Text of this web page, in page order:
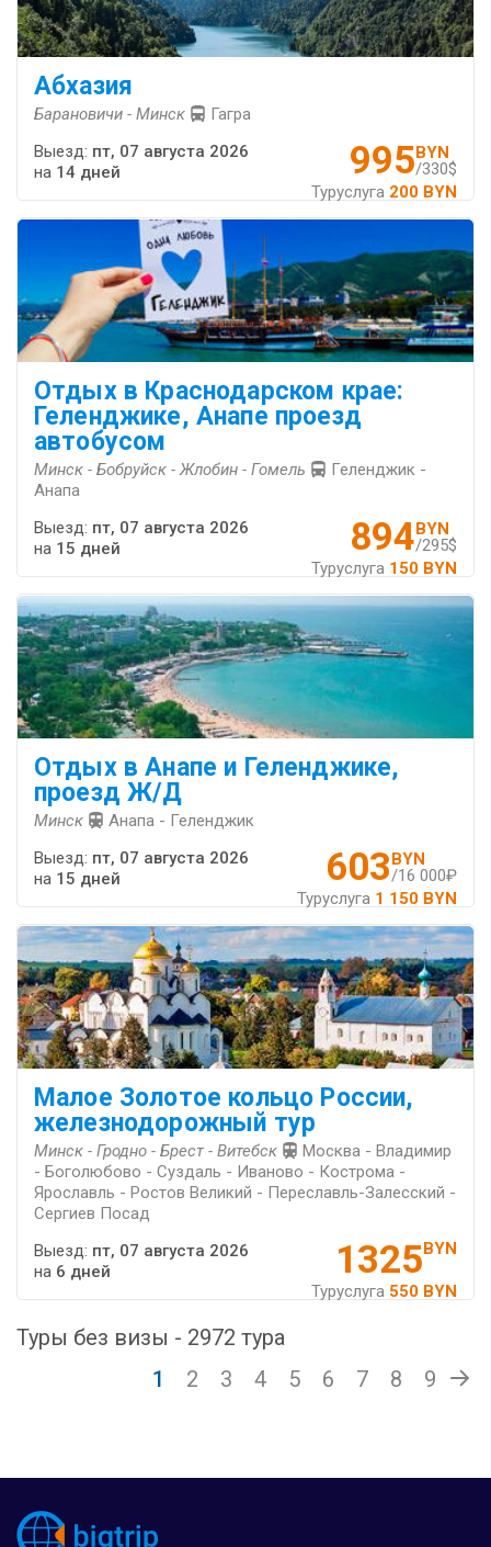
Абхазия
Барановичи - Минск Гагра
995BYN
/330$
Туруслуга 200 BYN
Выезд: пт, 07 августа 2026
на 14 дней
Отдых в Краснодарском крае:
Геленджике, Анапе проезд
автобусом
Минск - Бобруйск - Жлобин - Гомель
Геленджик -
Анапа
894BYN
/295$
Туруслуга 150 BYN
Выезд: пт, 07 августа 2026
на 15 дней
Отдых в Анапе и Геленджике,
проезд Ж/Д
Минск Анапа - Геленджик
603BYN
/16 000₽
Туруслуга 1 150 BYN
Выезд: пт, 07 августа 2026
на 15 дней
Малое Золотое кольцо России,
железнодорожный тур
Минск - Гродно - Брест - Витебск
Москва - Владимир
- Боголюбово - Суздаль - Иваново - Кострома -
Ярославль - Ростов Великий - Переславль-Залесский -
Сергиев Посад
1325BYN
Туруслуга 550 BYN
Выезд: пт, 07 августа 2026
на 6 дней
Туры без визы - 2972 тура
1
2 3 4 5 6 7 8 9